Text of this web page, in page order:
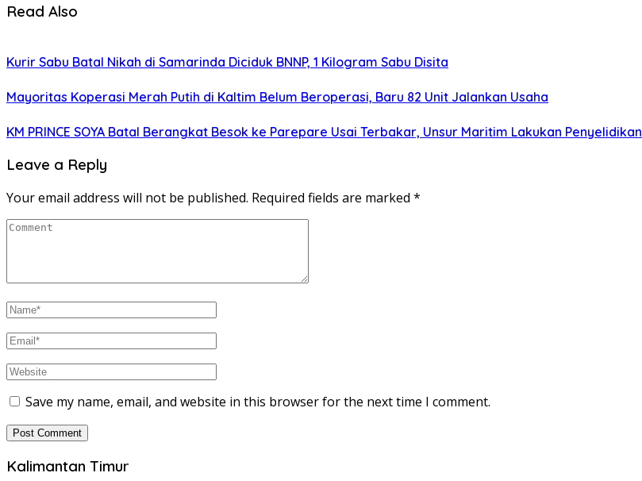
Read Also
Kurir Sabu Batal Nikah di Samarinda Diciduk BNNP, 1 Kilogram Sabu Disita
Mayoritas Koperasi Merah Putih di Kaltim Belum Beroperasi, Baru 82 Unit Jalankan Usaha
KM PRINCE SOYA Batal Berangkat Besok ke Parepare Usai Terbakar, Unsur Maritim Lakukan Penyelidikan
Leave a Reply
Your email address will not be published. Required fields are marked *
Save my name, email, and website in this browser for the next time I comment.
Kalimantan Timur